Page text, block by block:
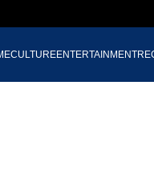
CULTUREENTERTAINMENT